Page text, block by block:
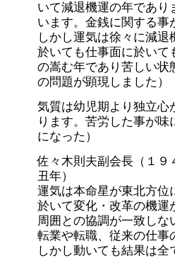
いて減退機運の年であ
います。金銭に関する事
しかし運気は徐々に減
於いても仕事面に於いて
の嵩む年であり苦しい状
の問題が顕現しました）
気質は幼児期より独立心
ります。苦労した事が
になった）
佐々木則夫副会長（１９
丑年）
運気は本命星が東北方位
於いて変化・改革の機運
周囲との協調が一致し
転業や転職、従来の仕事
しかし動いても結果は